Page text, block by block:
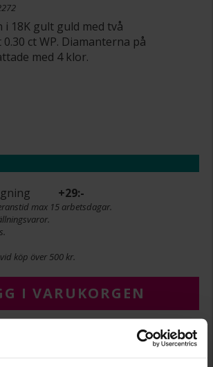
18K gult guld med två
ct WP. Diamanterna på
med 4 klor.
+29:-
max 15 arbetsdagar.
köp över 500 kr.
I VARUKORGEN